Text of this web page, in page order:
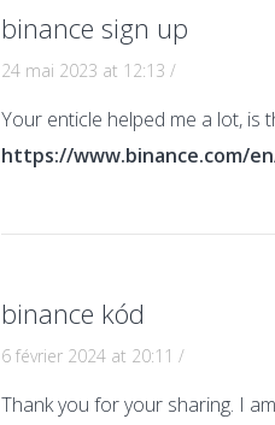
binance sign up
24 mai 2023 at 12:13 /
Your enticle helped me a lot, is
https://www.binance.com/
binance kód
6 février 2024 at 20:11 /
Thank you for your sharing. I